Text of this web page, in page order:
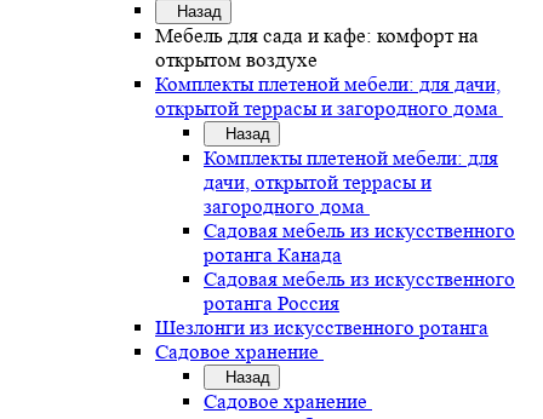
Назад
Мебель для сада и кафе: комфорт на
открытом воздухе
Комплекты плетеной мебели: для дачи,
открытой террасы и загородного дома
Назад
Комплекты плетеной мебели: для
дачи, открытой террасы и
загородного дома
Садовая мебель из искусственного
ротанга Канада
Садовая мебель из искусственного
ротанга Россия
Шезлонги из искусственного ротанга
Садовое хранение
Назад
Садовое хранение